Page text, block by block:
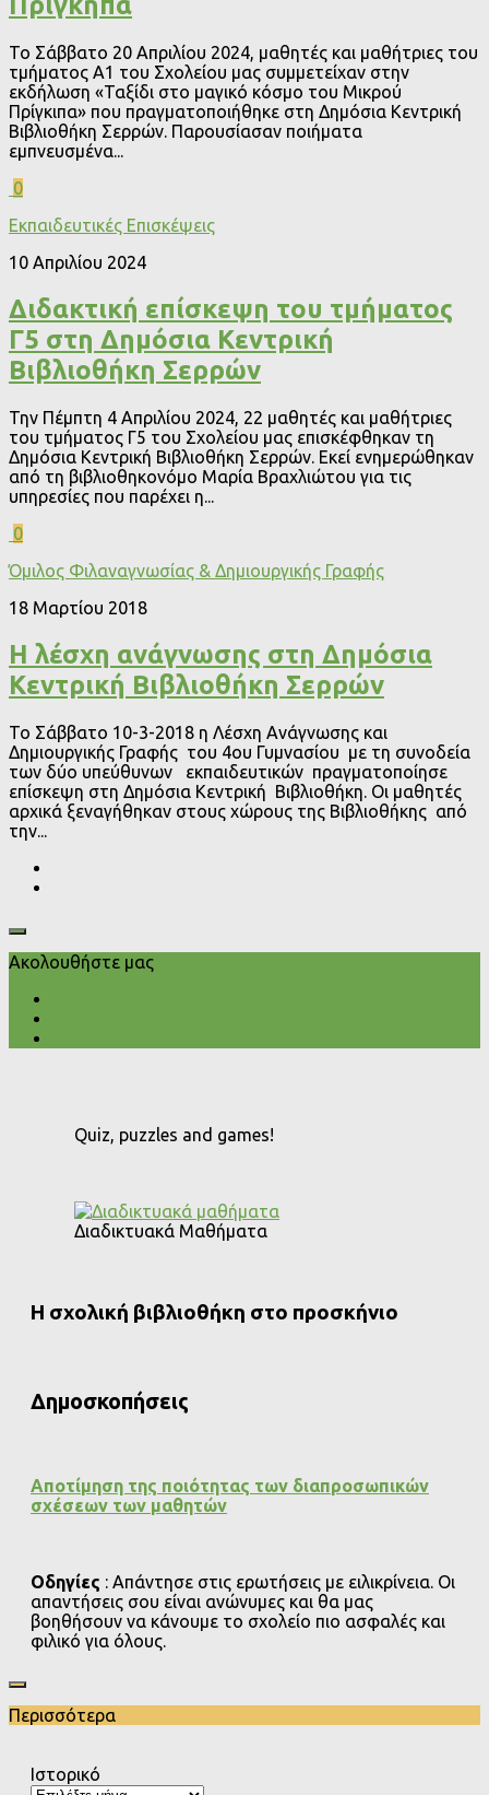
Το Σάββατο 20 Απριλίου 2024, μαθητές και μαθήτριες του
τμήματος Α1 του Σχολείου μας συμμετείχαν στην
εκδήλωση «Ταξίδι στο μαγικό κόσμο του Μικρού
Πρίγκιπα» που πραγματοποιήθηκε στη Δημόσια Κεντρική
Βιβλιοθήκη Σερρών. Παρουσίασαν ποιήματα
εμπνευσμένα...
0
Εκπαιδευτικές Επισκέψεις
10 Απριλίου 2024
Διδακτική επίσκεψη του τμήματος
Γ5 στη Δημόσια Κεντρική
Βιβλιοθήκη Σερρών
Την Πέμπτη 4 Απριλίου 2024, 22 μαθητές και μαθήτριες
του τμήματος Γ5 του Σχολείου μας επισκέφθηκαν τη
Δημόσια Κεντρική Βιβλιοθήκη Σερρών. Εκεί ενημερώθηκαν
από τη βιβλιοθηκονόμο Μαρία Βραχλιώτου για τις
υπηρεσίες που παρέχει η...
0
Όμιλος Φιλαναγνωσίας & Δημιουργικής Γραφής
18 Μαρτίου 2018
Η λέσχη ανάγνωσης στη Δημόσια
Κεντρική Βιβλιοθήκη Σερρών
Το Σάββατο 10-3-2018 η Λέσχη Ανάγνωσης και
Δημιουργικής Γραφής του 4ου Γυμνασίου με τη συνοδεία
των δύο υπεύθυνων εκπαιδευτικών πραγματοποίησε
επίσκεψη στη Δημόσια Κεντρική Βιβλιοθήκη. Οι μαθητές
αρχικά ξεναγήθηκαν στους χώρους της Βιβλιοθήκης από
την...
Ακολουθήστε μας
Quiz, puzzles and games!
Διαδικτυακά Μαθήματα
Η σχολική βιβλιοθήκη στο προσκήνιο
Δημοσκοπήσεις
Αποτίμηση της ποιότητας των διαπροσωπικών
σχέσεων των μαθητών
Οδηγίες : Απάντησε στις ερωτήσεις με ειλικρίνεια. Οι
απαντήσεις σου είναι ανώνυμες και θα μας
βοηθήσουν να κάνουμε το σχολείο πιο ασφαλές και
φιλικό για όλους.
Περισσότερα
Ιστορικό